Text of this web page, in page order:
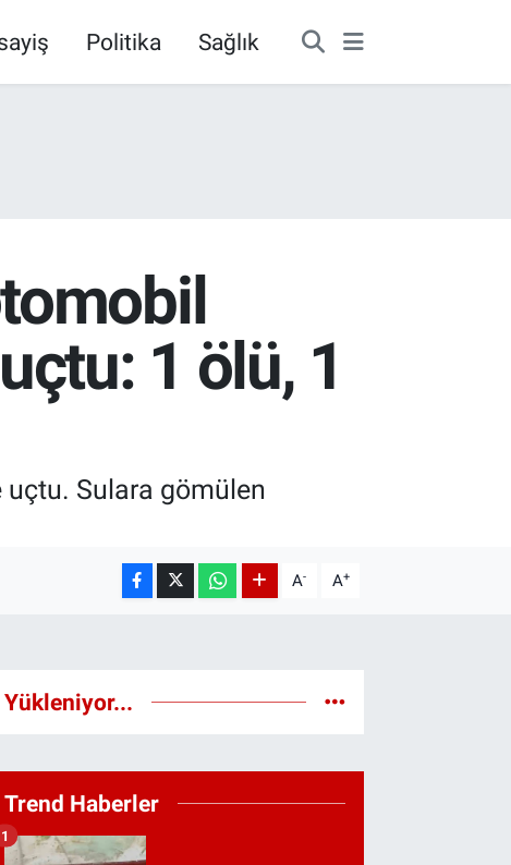
Politika Sağlık
1 ölü, 1
uçtu. Sulara gömülen
A- A+
Yükleniyor...
Trend Haberler
1